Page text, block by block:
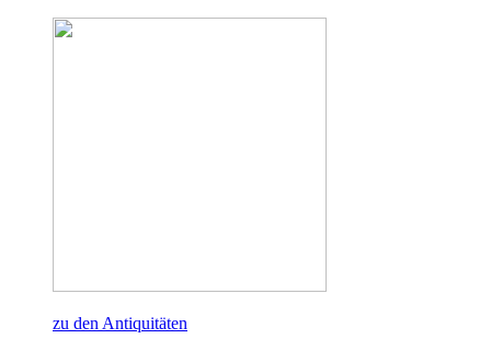
zu den Antiquitäten